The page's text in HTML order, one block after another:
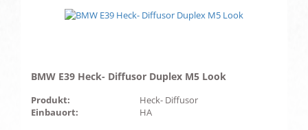
BMW E39 Heck- Diffusor Duplex M5 Look
Produkt:
Heck- Diffusor
Einbauort:
HA